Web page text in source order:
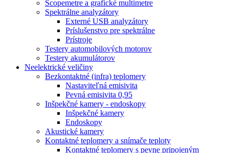
Scopemetre a grafické multimetre
Spektrálne analyzátory
Externé USB analyzátory
Príslušenstvo pre spektrálne
Prístroje
Testery automobilových motorov
Testery akumulátorov
Neelektrické veličiny
Bezkontaktné (infra) teplomery
Nastaviteľná emisivita
Pevná emisivita 0,95
Inšpekčné kamery - endoskopy
Inšpekčné kamery
Endoskopy
Akustické kamery
Kontaktné teplomery a snímače teploty
Kontaktné teplomery s pevne pripojeným